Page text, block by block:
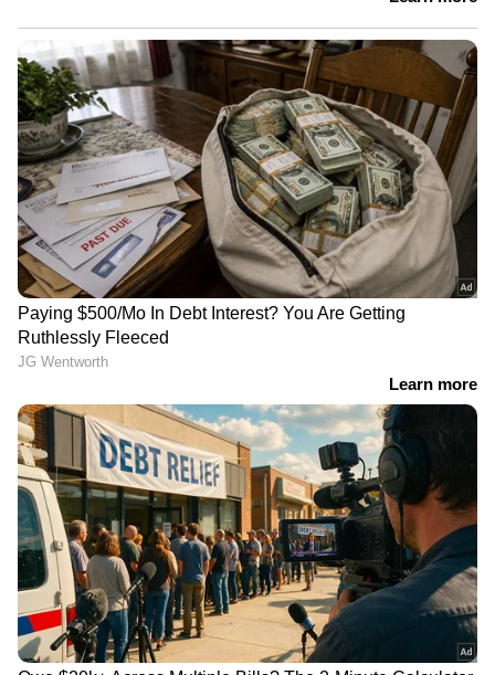
– ശക്തമായ കാറ്റിനും ഇടിമിന്നലിനും
സാധ്യതയുള്ള ഘട്ടത്തിൽ ജനലും വാതിലും
അടച്ചിടുക. വാതിലിനും ജനലിനും അടുത്ത്
നിൽക്കാതെയിരിക്കുക. കെട്ടിടത്തിനകത്ത്
തന്നെ ഇരിക്കുകയും പരമാവധി ഭിത്തിയിലോ
തറയിലോ സ്പർശിക്കാതിരിക്കാൻ
ശ്രമിക്കുകയും ചെയ്യുക.